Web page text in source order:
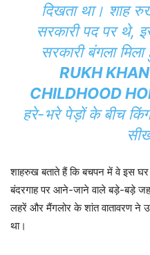
दिखता था। शाह
सरकारी पद पर थे,
सरकारी बंगला
RUKH
CHILDHOOD
हरे-भरे पेड़ों के बीच
शाहरुख बताते हैं कि बचपन में वे इस
बंदरगाह पर आने-जाने वाले बड़े-बड़े
लहरें और मैंगलोर के शांत वातावरण ने
था।